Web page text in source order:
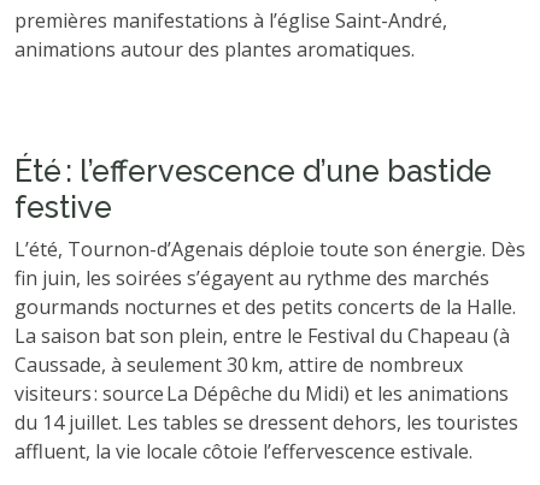
premières manifestations à l’église Saint-André,
animations autour des plantes aromatiques.
Été : l’effervescence d’une bastide
festive
L’été, Tournon-d’Agenais déploie toute son énergie. Dès
fin juin, les soirées s’égayent au rythme des marchés
gourmands nocturnes et des petits concerts de la Halle.
La saison bat son plein, entre le Festival du Chapeau (à
Caussade, à seulement 30 km, attire de nombreux
visiteurs : source La Dépêche du Midi) et les animations
du 14 juillet. Les tables se dressent dehors, les touristes
affluent, la vie locale côtoie l’effervescence estivale.